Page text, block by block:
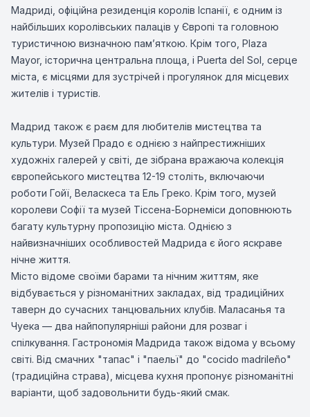
Мадриді, офіційна резиденція королів Іспанії, є одним із
найбільших королівських палаців у Європі та головною
туристичною визначною пам’яткою. Крім того, Plaza
Mayor, історична центральна площа, і Puerta del Sol, серце
міста, є місцями для зустрічей і прогулянок для місцевих
жителів і туристів.
Мадрид також є раєм для любителів мистецтва та
культури. Музей Прадо є однією з найпрестижніших
художніх галерей у світі, де зібрана вражаюча колекція
європейського мистецтва 12-19 століть, включаючи
роботи Гойї, Веласкеса та Ель Греко. Крім того, музей
королеви Софії та музей Тіссена-Борнеміси доповнюють
багату культурну пропозицію міста. Однією з
найвизначніших особливостей Мадрида є його яскраве
нічне життя.
Місто відоме своїми барами та нічним життям, яке
відбувається у різноманітних закладах, від традиційних
таверн до сучасних танцювальних клубів. Маласанья та
Чуека — два найпопулярніші райони для розваг і
спілкування. Гастрономія Мадрида також відома у всьому
світі. Від смачних "тапас" і "паельї" до "cocido madrileño"
(традиційна страва), місцева кухня пропонує різноманітні
варіанти, щоб задовольнити будь-який смак.